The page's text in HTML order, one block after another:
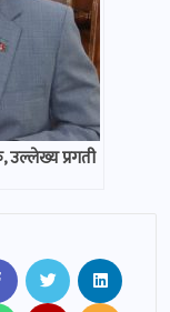
उल्लेख्य प्रगती